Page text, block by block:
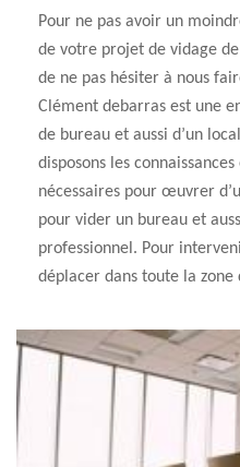
Pour ne pas avoir un
de votre projet de vidage
de ne pas hésiter à nous
Clément debarras est une
de bureau et aussi d’un
disposons les
nécessaires pour œuvrer
pour vider un bureau et
professionnel. Pour
déplacer dans toute la zone